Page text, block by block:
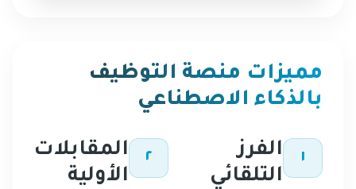
مميزات منصة التوظيف
بالذكاء الاصطناعي
١
الفرز
التلقائي
٢
المقابلات
الأولية